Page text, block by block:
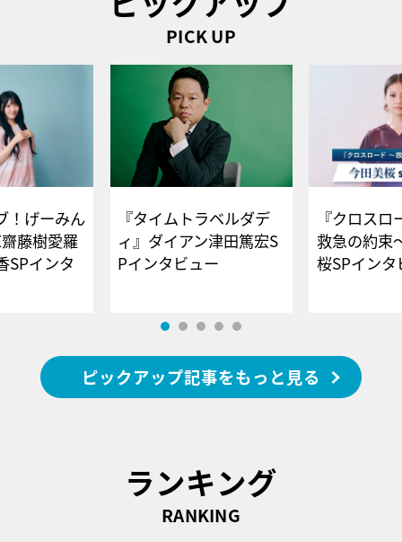
PICK UP
！げーみん
藤樹愛羅
SPインタ
『タイムトラベルダデ
ィ』ダイアン津田篤宏S
Pインタビュー
『クロス
救急の約束
桜SPイ
ピックアップ記事をもっと見る
ランキング
RANKING